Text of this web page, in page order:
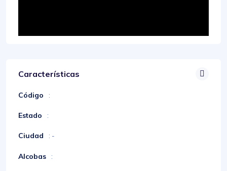
Características
Código :
Estado :
Ciudad : -
Alcobas :